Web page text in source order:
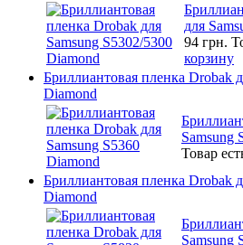
для
94 грн.
корзину
Бриллиантовая пленка Drobak
Diamond
Samsung
Товар
Бриллиантовая пленка Drobak
Diamond
Samsung